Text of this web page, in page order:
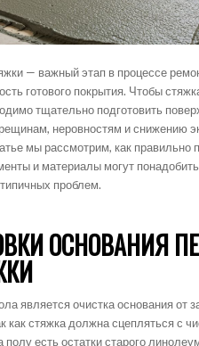
— важный этап в процессе
готового покрытия. Чтобы
тщательно подготовить
неровностям и снижению
мы рассмотрим, как правильно
и материалы могут
проблем.
ОСНОВАНИЯ
является очистка основания от
как стяжка должна сцепляться с
есть остатки старого